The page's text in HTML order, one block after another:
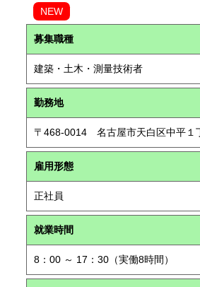
NEW
募集職種
建築・土木・測量技術者
勤務地
〒468-0014 名古屋市天白区中平１
雇用形態
正社員
就業時間
8：00 ～ 17：30（実働8時間）